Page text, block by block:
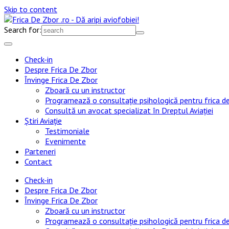
Skip to content
Search for:
Check-in
Despre Frica De Zbor
Învinge Frica De Zbor
Zboară cu un instructor
Programează o consultație psihologică pentru frica
Consultă un avocat specializat în Dreptul Aviației
Știri Aviație
Testimoniale
Evenimente
Parteneri
Contact
Check-in
Despre Frica De Zbor
Învinge Frica De Zbor
Zboară cu un instructor
Programează o consultație psihologică pentru frica